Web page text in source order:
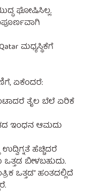
ಘೋಷಿಸಿಲ್ಲ.
ಮಧ್ಯಸ್ಥಿಕೆಗೆ
ಏಕೆಂದರೆ:
ತೈಲ ಬೆಲೆ ಏರಿಕೆ
ಇಂಧನ ಆಮದು
ಹೆಚ್ಚಿದರೆ
ಬೀಳಬಹುದು.
ಒತ್ತಡ” ಹಂತದಲ್ಲಿದೆ